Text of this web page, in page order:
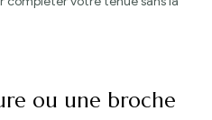
ou une broche